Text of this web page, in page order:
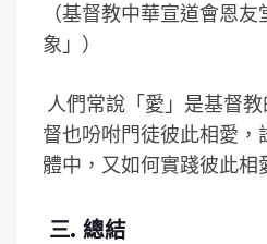
（基督教中華宣道會恩
象」）
人們常說「愛」是基督
督也吩咐門徒彼此相愛
體中，又如何實踐彼此相
三. 總結